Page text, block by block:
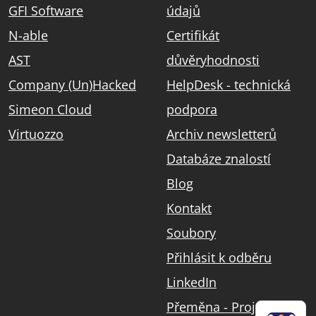
GFI Software
N-able
AST
Company (Un)Hacked
Simeon Cloud
Virtuozzo
údajů
Certifikát
důvěryhodnosti
HelpDesk - technická
podpora
Archiv newsletterů
Databáze znalostí
Blog
Kontakt
Soubory
Přihlásit k odběru
LinkedIn
Přeměna - Projekt